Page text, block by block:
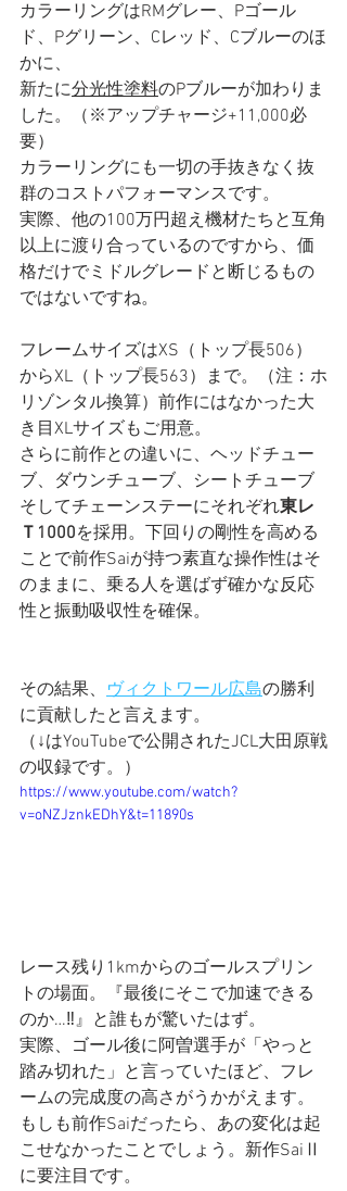
カラーリングはRMグレー、Pゴール
ド、Pグリーン、Cレッド、Cブルーのほ
かに、
新たに分光性塗料のPブルーが加わりま
した。（※アップチャージ+11,000必
要）
カラーリングにも一切の手抜きなく抜
群のコストパフォーマンスです。
実際、他の100万円超え機材たちと互角
以上に渡り合っているのですから、価
格だけでミドルグレードと断じるもの
ではないですね。
フレームサイズはXS（トップ長506）
からXL（トップ長563）まで。（注：ホ
リゾンタル換算）前作にはなかった大
き目XLサイズもご用意。
さらに前作との違いに、ヘッドチュー
ブ、ダウンチューブ、シートチューブ
そしてチェーンステーにそれぞれ東レ
Ｔ1000を採用。下回りの剛性を高める
ことで前作Saiが持つ素直な操作性はそ
のままに、乗る人を選ばず確かな反応
性と振動吸収性を確保。
その結果、 ヴィクトワール広島の勝利
に貢献したと言えます。
（↓はYouTubeで公開されたJCL大田原戦
の収録です。）
https://www.youtube.com/watch?
v=oNZJznkEDhY&t=11890s
レース残り1kmからのゴールスプリン
トの場面。『最後にそこで加速できる
のか…‼』と誰もが驚いたはず。
実際、ゴール後に阿曽選手が「やっと
踏み切れた」と言っていたほど、フレ
ームの完成度の高さがうかがえます。
もしも前作Saiだったら、あの変化は起
こせなかったことでしょう。新作SaiⅡ
に要注目です。